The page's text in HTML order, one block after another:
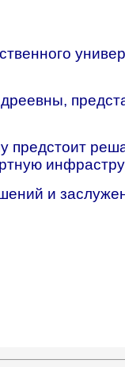
предстоит
и